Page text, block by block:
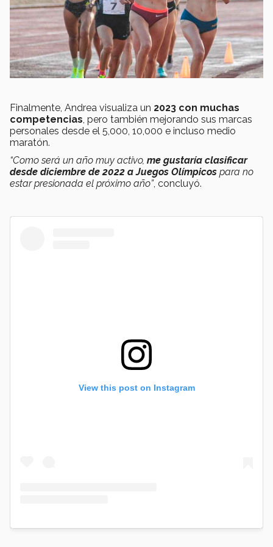
Finalmente, Andrea visualiza un 2023 con muchas
competencias, pero también mejorando sus marcas
personales desde el 5,000, 10,000 e incluso medio
maratón.
“Como será un año muy activo, me gustaría clasificar
desde diciembre de 2022 a Juegos Olímpicos para no
estar presionada el próximo año”, concluyó.
View this post on Instagram